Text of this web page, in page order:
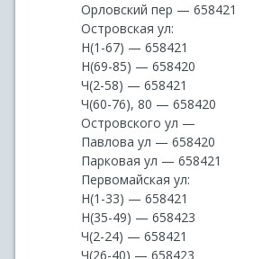
Орловский пер — 658421
Островская ул:
Н(1-67) — 658421
Н(69-85) — 658420
Ч(2-58) — 658421
Ч(60-76), 80 — 658420
Островского ул —
Павлова ул — 658420
Парковая ул — 658421
Первомайская ул:
Н(1-33) — 658421
Н(35-49) — 658423
Ч(2-24) — 658421
Ч(26-40) — 658423